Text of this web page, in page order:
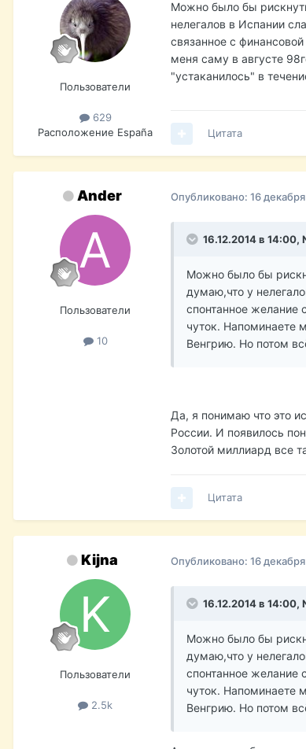
Пользователи
629
Расположение España
Можно было бы
нелегалов в Испании
связанное с
меня саму в августе
"устаканилось" в
Цитата
Ander
Пользователи
10
Опубликовано: 16
16.12.2014 в 14:00,
Можно было бы
думаю,что у
спонтанное желание
чуток. Напоминаете
Венгрию. Но потом
Да, я понимаю что это
России. И появилось
Золотой миллиард все
Цитата
Kijna
Пользователи
2.5k
Опубликовано: 16
16.12.2014 в 14:00,
Можно было бы
думаю,что у
спонтанное желание
чуток. Напоминаете
Венгрию. Но потом